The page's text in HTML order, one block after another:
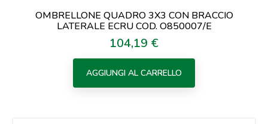
OMBRELLONE QUADRO 3X3 CON BRACCIO
LATERALE ECRU COD. O850007/E
Prezzo
104,19 €
AGGIUNGI AL CARRELLO